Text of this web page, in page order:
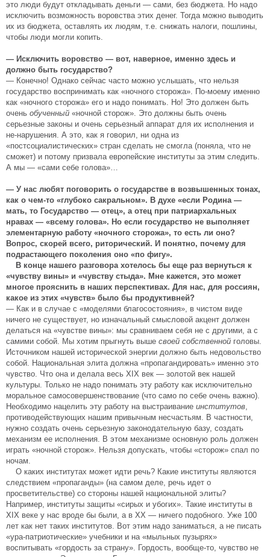
это люди будут откладывать деньги — сами, без бюджета. Но надо
исключить возможность воровства этих денег. Тогда можно выводить
их из бюджета, оставлять их людям, т.е. снижать налоги, пошлины,
чтобы люди могли копить.
— Исключить воровство — вот, наверное, именно здесь и
должно быть государство?
— Конечно! Однако сейчас часто можно услышать, что нельзя
государство воспринимать как «ночного сторожа». По-моему именно
как «ночного сторожа» его и надо понимать. Но! Это должен быть
очень обученный «ночной сторож». Это должны быть очень
серьезные законы и очень серьезный аппарат для их исполнения и
не-нарушения. А это, как я говорил, ни одна из
«постсоциалистических» стран сделать не смогла (поняла, что не
сможет) и потому призвала европейские институты за этим следить.
А мы — «сами себе голова»…
— У нас любят поговорить о государстве в возвышенных тонах,
как о чем-то «глубоко сакральном». В духе «если Родина —
мать, то Государство — отец», а отец при патриархальных
нравах — «всему голова». Но если государство не выполняет
элементарную работу «ночного сторожа», то есть ли оно?
Вопрос, скорей всего, риторический. И понятно, почему для
подрастающего поколения оно «по фигу».
В конце нашего разговора хотелось бы еще раз вернуться к
«чувству вины» и «чувству стыда». Мне кажется, это может
многое прояснить в наших перспективах. Для нас, для россиян,
какое из этих «чувств» было бы продуктивней?
— Как и в случае с «моделями благосостояния», в чистом виде
ничего не существует, но изначальный смысловой акцент должен
делаться на «чувстве вины»: мы сравниваем себя не с другими, а с
самими собой. Мы хотим прыгнуть выше своей собственной головы.
Источником нашей исторической энергии должно быть недовольство
собой. Национальная элита должна «пропагандировать» именно это
чувство. Что она и делала весь XIX век — золотой век нашей
культуры. Только не надо понимать эту работу как исключительно
моральное самосовершенствование (что само по себе очень важно).
Необходимо нацелить эту работу на выстраивание институтов,
противодействующих нашим привычным несчастьям. В частности,
нужно создать очень серьезную законодательную базу, создать
механизм ее исполнения. В этом механизме основную роль должен
играть «ночной сторож». Нельзя допускать, чтобы «сторож» спал по
ночам.
О каких институтах может идти речь? Какие институты являются
следствием «пропаганды» (на самом деле, речь идет о
просветительстве) со стороны нашей национальной элиты?
Например, институты защиты «сирых и убогих». Такие институты в
XIX веке у нас вроде бы были, а в XX — ничего подобного. Уже 100
лет как нет таких институтов. Вот этим надо заниматься, а не писать
«ура-патриотические» учебники и на «мыльных пузырях»
воспитывать «гордость за страну». Гордость, вообще-то, чувство не